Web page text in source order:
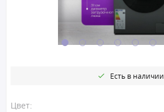
Цвет:
Есть в наличии